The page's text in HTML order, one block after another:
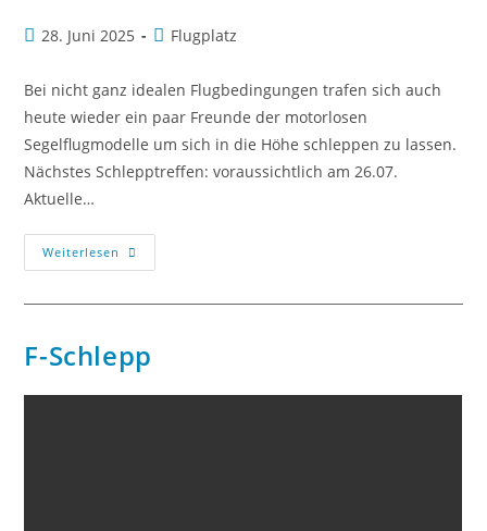
28. Juni 2025 Flugplatz
Bei nicht ganz idealen Flugbedingungen trafen sich auch
heute wieder ein paar Freunde der motorlosen
Segelflugmodelle um sich in die Höhe schleppen zu lassen.
Nächstes Schlepptreffen: voraussichtlich am 26.07.
Aktuelle…
Weiterlesen
F-Schlepp